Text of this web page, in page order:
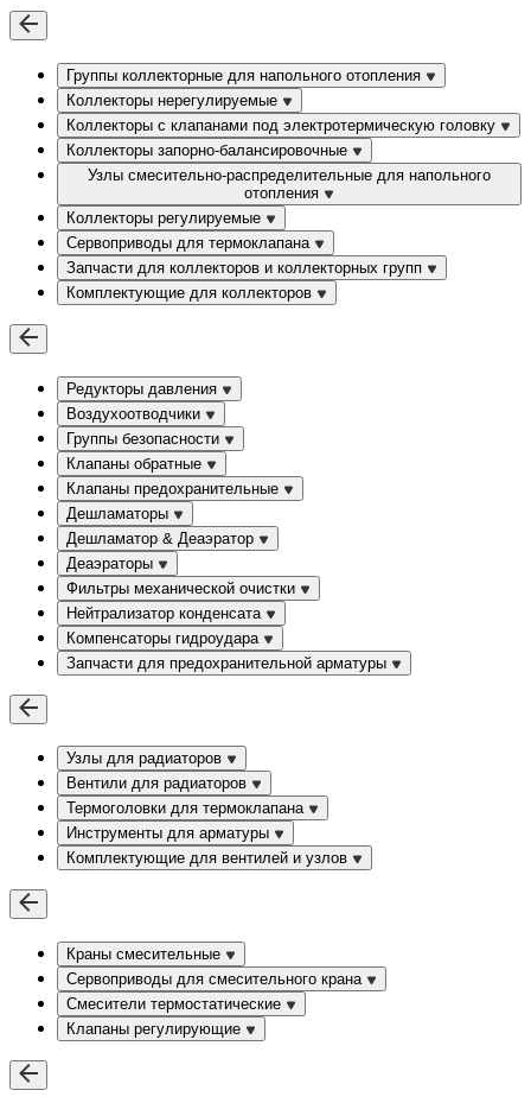
Группы коллекторные для напольного отопления
Коллекторы нерегулируемые
Коллекторы с клапанами под электротермическую головку
Коллекторы запорно-балансировочные
Узлы смесительно-распределительные для напольного
отопления
Коллекторы регулируемые
Сервоприводы для термоклапана
Запчасти для коллекторов и коллекторных групп
Комплектующие для коллекторов
Редукторы давления
Воздухоотводчики
Группы безопасности
Клапаны обратные
Клапаны предохранительные
Дешламаторы
Дешламатор & Деаэратор
Деаэраторы
Фильтры механической очистки
Нейтрализатор конденсата
Компенсаторы гидроудара
Запчасти для предохранительной арматуры
Узлы для радиаторов
Вентили для радиаторов
Термоголовки для термоклапана
Инструменты для арматуры
Комплектующие для вентилей и узлов
Краны смесительные
Сервоприводы для смесительного крана
Смесители термостатические
Клапаны регулирующие